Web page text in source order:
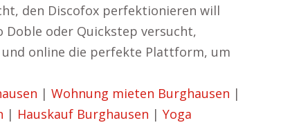
den Discofox perfektionieren will
Doble oder Quickstep versucht,
online die perfekte Plattform, um
| Wohnung mieten Burghausen |
| Hauskauf Burghausen | Yoga